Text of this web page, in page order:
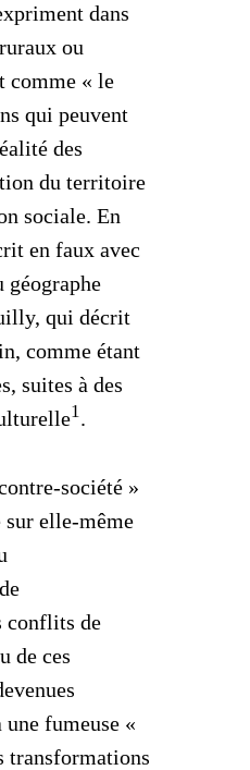
dans
ou
comme « le
qui peuvent
des
du territoire
sociale. En
en faux avec
qui décrit
comme étant
suites à des
1.
société »
sur elle-même
conflits de
de ces
fumeuse «
transformations